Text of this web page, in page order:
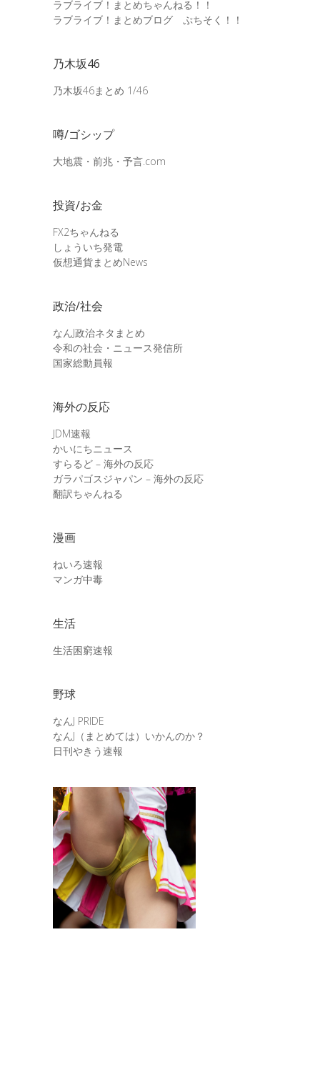
ラブライブ！まとめちゃんねる！！
ラブライブ！まとめブログ ぷちそく！！
乃木坂46
乃木坂46まとめ 1/46
噂/ゴシップ
大地震・前兆・予言.com
投資/お金
FX2ちゃんねる
しょういち発電
仮想通貨まとめNews
政治/社会
なんJ政治ネタまとめ
令和の社会・ニュース発信所
国家総動員報
海外の反応
JDM速報
かいにちニュース
すらるど – 海外の反応
ガラパゴスジャパン – 海外の反応
翻訳ちゃんねる
漫画
ねいろ速報
マンガ中毒
生活
生活困窮速報
野球
なんJ PRIDE
なんJ（まとめては）いかんのか？
日刊やきう速報